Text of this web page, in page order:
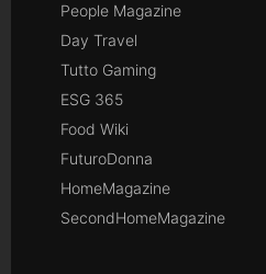
People Magazine
Day Travel
Tutto Gaming
ESG 365
Food Wiki
FuturoDonna
HomeMagazine
SecondHomeMagazine